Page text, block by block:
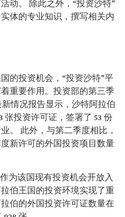
动。 除此之外，“投资沙特”
体的专业知识，撰写相关内
的投资机会，“投资沙特”平
重要作用。投资部的第三季
新情况报告显示，沙特阿拉伯
张投资许可证，签署了 53 份
。 此外，与第二季度相比，
新许可的外国投资项目数量
为该国现有投资机会开放入
伯王国的投资环境实现了重
伯的外国投资许可证数量在